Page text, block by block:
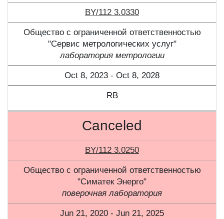
BY/112 3.0330
Общество с ограниченной ответственностью
"Сервис метрологических услуг"
лаборатория метрологии
Oct 8, 2023 - Oct 8, 2028
RB
Canceled
BY/112 3.0250
Общество с ограниченной ответственностью
"Симатек Энерго"
поверочная лаборатория
Jun 21, 2020 - Jun 21, 2025